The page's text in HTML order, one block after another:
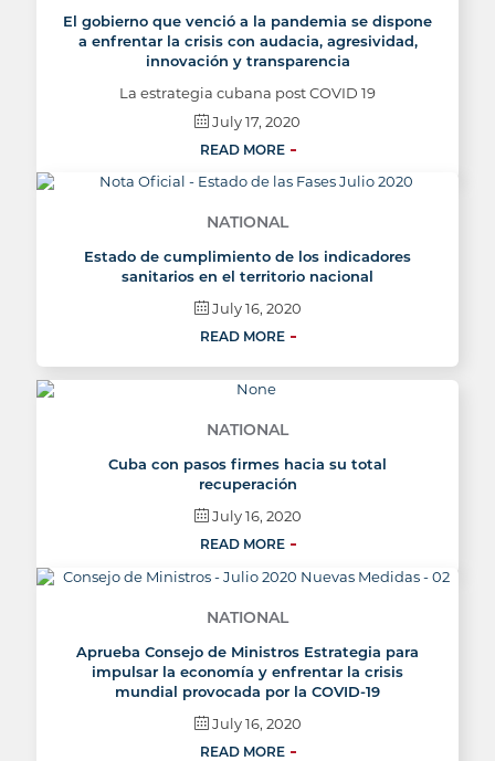
El gobierno que venció a la pandemia se dispone
a enfrentar la crisis con audacia, agresividad,
innovación y transparencia
La estrategia cubana post COVID 19
July 17, 2020
READ MORE
NATIONAL
Estado de cumplimiento de los indicadores
sanitarios en el territorio nacional
July 16, 2020
READ MORE
NATIONAL
Cuba con pasos firmes hacia su total
recuperación
July 16, 2020
READ MORE
NATIONAL
Aprueba Consejo de Ministros Estrategia para
impulsar la economía y enfrentar la crisis
mundial provocada por la COVID-19
July 16, 2020
READ MORE